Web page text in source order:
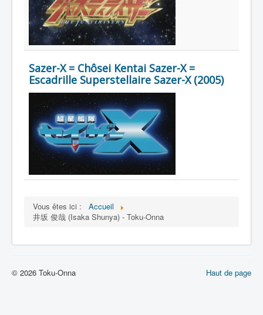
Dessins
Artiste Asperger
Lexique
Sazer-X = Chôsei Kentai Sazer-X =
Escadrille Superstellaire Sazer-X (2005)
Vous êtes ici :
Accueil
井坂 俊哉 (Isaka Shunya) - Toku-Onna
Haut de page
© 2026 Toku-Onna